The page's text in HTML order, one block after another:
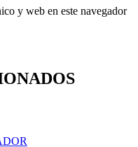
y web en este navegador